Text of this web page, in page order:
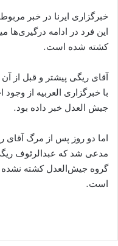
خبرگزاری ایرنا در خبر
این فرد در ادامه
کشته شده است.
آقای ریگی پیشتر و قبل از
با خبرگزاری العربیه از
جیش العدل خبر داده بود.
اما دو روز پس از مرگ آقای
مدعی شد که عبدالرئوف
گروه جیش‌العدل کشته
است.